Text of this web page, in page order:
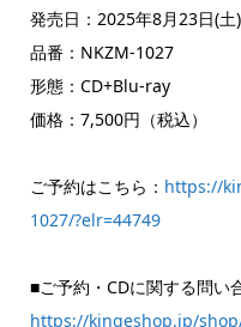
発売日：2025年8月23日(土)
品番：NKZM-1027
形態：CD+Blu-ray
価格：7,500円（税込）
ご予約はこちら： https://
1027/?elr=44749
■ご予約・CDに関する問い
https://kingeshop.jp/